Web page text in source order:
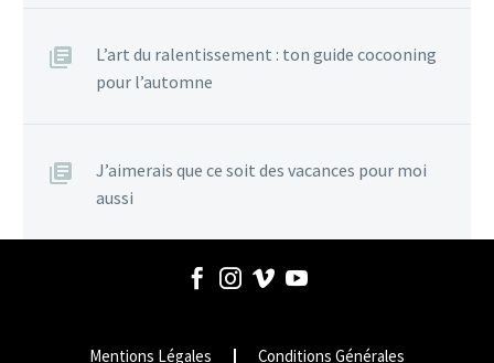
L’art du ralentissement : ton guide cocooning
pour l’automne
J’aimerais que ce soit des vacances pour moi
aussi
Mentions Légales Conditions Générales